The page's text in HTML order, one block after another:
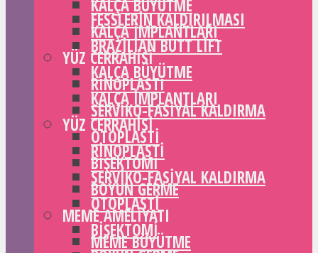
KALÇA BÜYÜTME
KALÇA IMPLANTLARI
YÜZ CERRAHISI
RINOPLASTI
SERVIKO-FASIYAL KALDIRMA
OTOPLASTI
BIŞEKTOMI
BOYUN GERME
MEME AMELIYATI
MEME BÜYÜTME
FESSLERIN KALDIRILMASI
BRAZILIAN BUTT LIFT
KALÇA BÜYÜTME
KALÇA IMPLANTLARI
YÜZ CERRAHISI
RINOPLASTI
SERVIKO-FASIYAL KALDIRMA
OTOPLASTI
BIŞEKTOMI